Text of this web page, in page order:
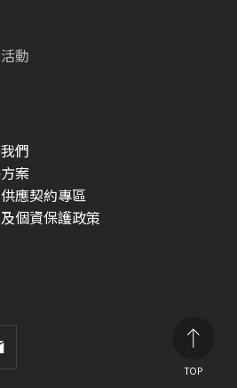
TOP
動
們
案
應契約專區
個資保護政策